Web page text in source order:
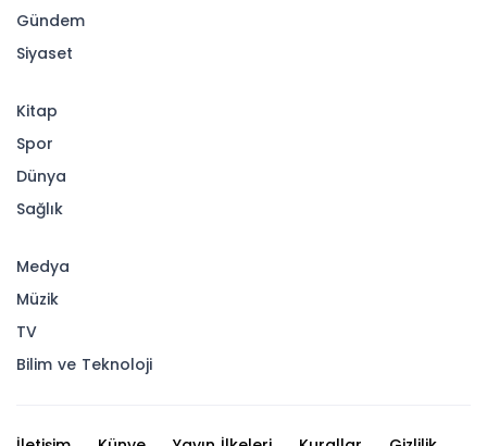
Gündem
Siyaset
Kitap
Spor
Dünya
Sağlık
Medya
Müzik
TV
Bilim ve Teknoloji